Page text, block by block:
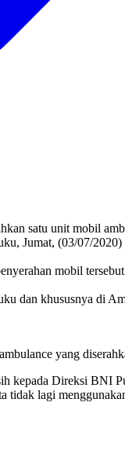
satu unit mobil
Jumat, (03/07/
mobil
dan khususnya di
yang
kepada Direksi BNI
tidak lagi